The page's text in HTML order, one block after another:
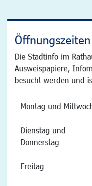
Öffnungszeiten
Die Stadtinfo im
Ausweispapiere,
besucht werden und
Montag und
Dienstag und
Donnerstag
Freitag